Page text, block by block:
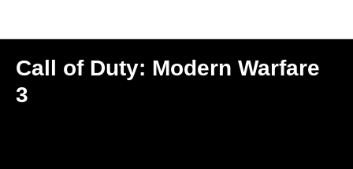
Call of Duty: Modern Warfare
3